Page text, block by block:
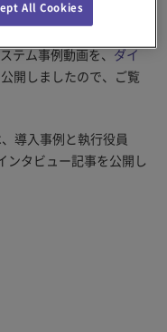
。
テム事例動画を、ダイ
開しましたので、ご覧
導入事例と執行役員
ンタビュー記事を公開し
All Cookies